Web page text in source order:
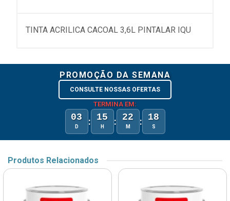
TINTA ACRILICA CACOAL 3,6L PINTALAR IQU
PROMOÇÃO DA SEMANA
CONSULTE NOSSAS OFERTAS
TERMINA EM:
03
D : 15
H : 22
M : 18
S
Produtos Relacionados